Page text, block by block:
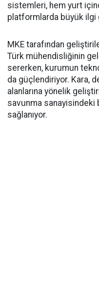
sistemleri, hem yurt
platformlarda büyük ilgi
MKE tarafından
Türk mühendisliğinin
sererken, kurumun
da güçlendiriyor. Kara,
alanlarına yönelik
savunma sanayisindeki
sağlanıyor.